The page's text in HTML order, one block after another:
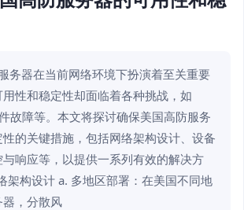
务器在当前网络环境下扮演着至关重要
性和稳定性却面临着各种挑战，如
故障等。本文将探讨确保美国高防服务
的关键措施，包括网络架构设计、设备
响应等，以提供一系列有效的解决方
架构设计 a. 多地区部署：在美国不同地
，分散风